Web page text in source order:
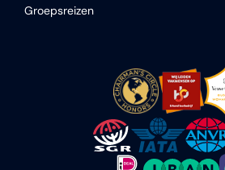
Groepsreizen